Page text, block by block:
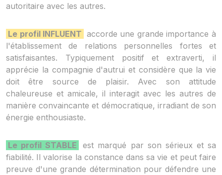
autoritaire avec les autres.
Le profil INFLUENT accorde une grande importance à
l'établissement de relations personnelles fortes et
satisfaisantes. Typiquement positif et extraverti, il
apprécie la compagnie d'autrui et considère que la vie
doit être source de plaisir. Avec son attitude
chaleureuse et amicale, il interagit avec les autres de
manière convaincante et démocratique, irradiant de son
énergie enthousiaste.
Le profil STABLE
est marqué par son sérieux et sa
fiabilité. Il valorise la constance dans sa vie et peut faire
preuve d'une grande détermination pour défendre une